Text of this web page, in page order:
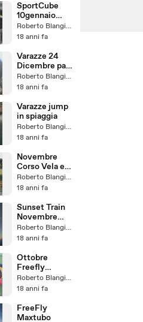
SportCube
10gennaio
Inaugurazione
"Part1"
Roberto Blangiardi
18 anni fa
Varazze 24
Dicembre part
"2"
Roberto Blangiardi
18 anni fa
Varazze jump
in spiaggia
Roberto Blangiardi
18 anni fa
Novembre
Corso Vela e
Jump
Roberto Blangiardi
18 anni fa
Sunset Train
Novembre
2008
Roberto Blangiardi
18 anni fa
Ottobre
Freefly
PartOne
Roberto Blangiardi
18 anni fa
FreeFly
Maxtubo